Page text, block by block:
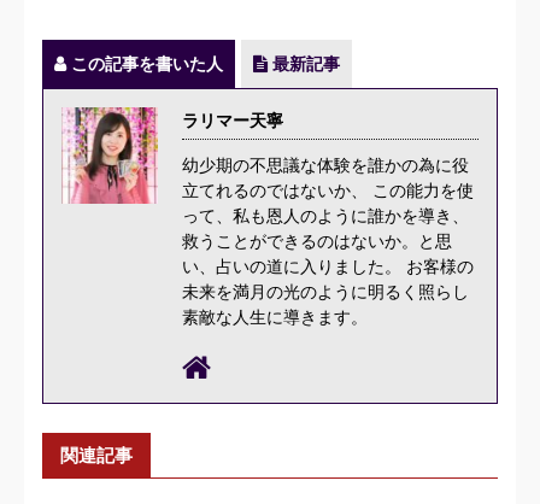
この記事を書いた人 最新記事
ラリマー天寧
幼少期の不思議な体験を誰かの為に役
立てれるのではないか、 この能力を使
って、私も恩人のように誰かを導き、
救うことができるのはないか。と思
い、占いの道に入りました。 お客様の
未来を満月の光のように明るく照らし
素敵な人生に導きます。
関連記事